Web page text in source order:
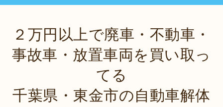
２万円以上で廃車・不動車・
事故車・放置車両を買い取っ
てる
千葉県・東金市の自動車解体